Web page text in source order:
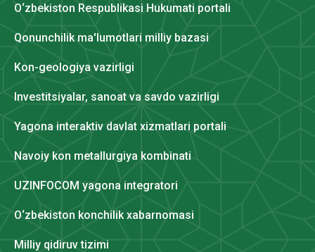
O‘zbekiston Respublikasi Hukumati portali
Qonunchilik ma'lumotlari milliy bazasi
Kon-geologiya vazirligi
Investitsiyalar, sanoat va savdo vazirligi
Yagona interaktiv davlat xizmatlari portali
Navoiy kon metallurgiya kombinati
UZINFOCOM yagona integratori
O‘zbekiston konchilik xabarnomasi
Milliy qidiruv tizimi